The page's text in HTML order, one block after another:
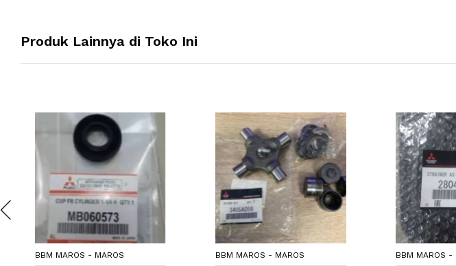
Produk Lainnya di Toko Ini
BBM MAROS - MAROS BBM MAROS - MAROS BBM MAROS -